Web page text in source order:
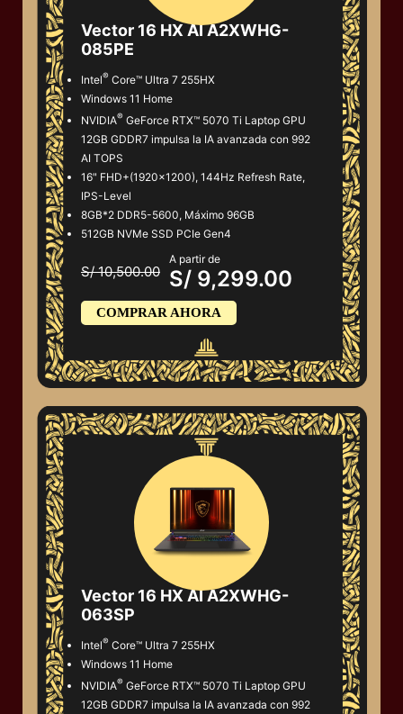
Vector 16 HX AI A2XWHG-
085PE
Intel® Core™ Ultra 7 255HX
Windows 11 Home
NVIDIA® GeForce RTX™ 5070 Ti Laptop GPU
12GB GDDR7 impulsa la IA avanzada con 992
AI TOPS
16" FHD+(1920x1200), 144Hz Refresh Rate,
IPS-Level
8GB*2 DDR5-5600, Máximo 96GB
512GB NVMe SSD PCIe Gen4
S/ 10,500.00
A partir de
S/ 9,299.00
COMPRAR AHORA
Vector 16 HX AI A2XWHG-
063SP
Intel® Core™ Ultra 7 255HX
Windows 11 Home
NVIDIA® GeForce RTX™ 5070 Ti Laptop GPU
12GB GDDR7 impulsa la IA avanzada con 992